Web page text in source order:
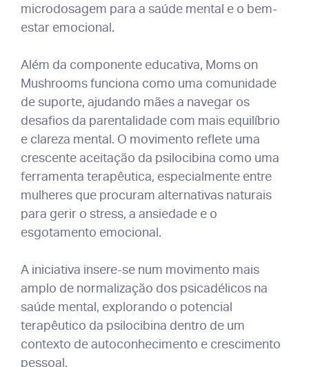
microdosagem para a saúde mental e o bem-
estar emocional.
Além da componente educativa, Moms on
Mushrooms funciona como uma comunidade
de suporte, ajudando mães a navegar os
desafios da parentalidade com mais equilíbrio
e clareza mental. O movimento reflete uma
crescente aceitação da psilocibina como uma
ferramenta terapêutica, especialmente entre
mulheres que procuram alternativas naturais
para gerir o stress, a ansiedade e o
esgotamento emocional.
A iniciativa insere-se num movimento mais
amplo de normalização dos psicadélicos na
saúde mental, explorando o potencial
terapêutico da psilocibina dentro de um
contexto de autoconhecimento e crescimento
pessoal.